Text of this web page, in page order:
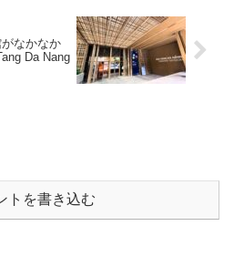
がなかなか
Da Nang
トを書き込む